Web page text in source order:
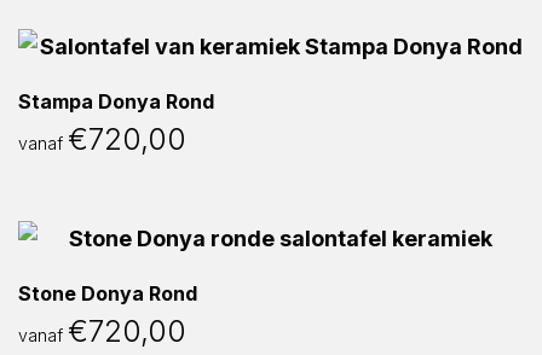
Stampa Donya Rond
vanaf €720,00
Stone Donya Rond
vanaf €720,00